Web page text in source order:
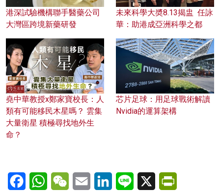
港深試驗機構聯手醫藥公司
大灣區跨境新藥研發
未來科學大奬8.13揭盅 任詠
華：助港成亞洲科學之都
堯中華教授x鄭家寶校長：人
類有可能移民木星嗎？ 雲集
大量衛星 積極尋找地外生
命？
芯片足球：用足球戰術解讀
Nvidia的運算架構
FacebookWhatsAppWeChatEmail LinkedInLine X